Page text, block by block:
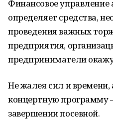
Финансовое
определяет сред­ства,
проведения важных
предприятия,
предприниматели
Не жалея сил и времени,
концертную програм­му
завершении посевной.